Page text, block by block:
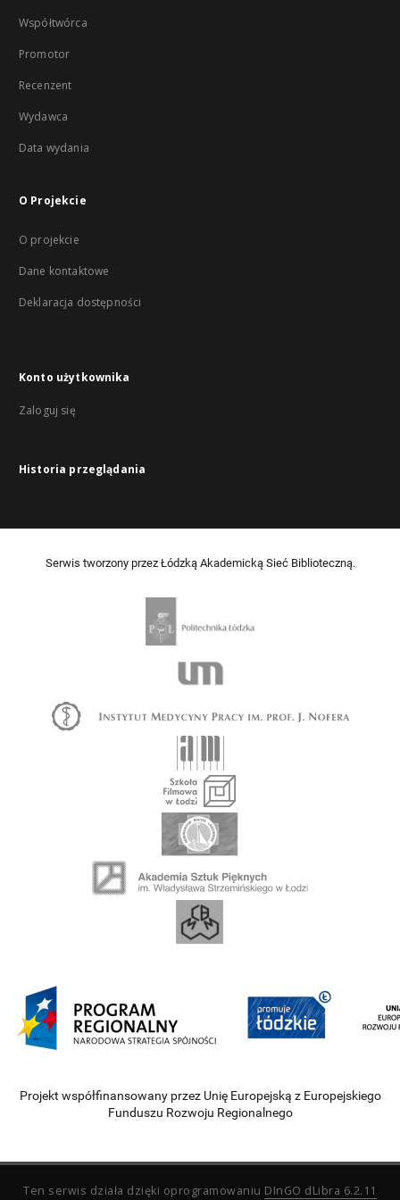
Współtwórca
Promotor
Recenzent
Wydawca
Data wydania
O Projekcie
O projekcie
Dane kontaktowe
Deklaracja dostępności
Konto użytkownika
Zaloguj się
Historia przeglądania
Serwis tworzony przez Łódzką Akademicką Sieć Biblioteczną.
Projekt współfinansowany przez Unię Europejską z Europejskiego
Funduszu Rozwoju Regionalnego
Ten serwis działa dzięki oprogramowaniu DInGO dLibra 6.2.11